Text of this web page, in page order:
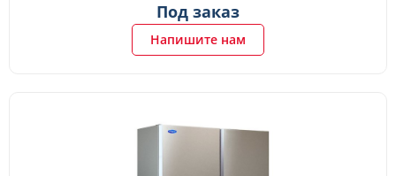
Под заказ
Напишите нам